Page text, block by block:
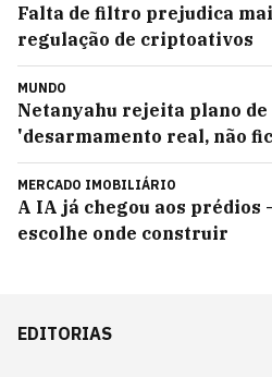
Falta de filtro prejudica
regulação de criptoativos
MUNDO
Netanyahu rejeita plano
'desarmamento real, não
MERCADO IMOBILIÁRIO
A IA já chegou aos prédios
escolhe onde construir
EDITORIAS